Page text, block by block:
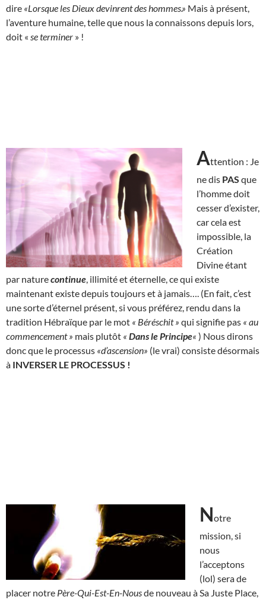
dire «Lorsque les Dieux devinrent des hommes.» Mais à présent,
l’aventure humaine, telle que nous la connaissons depuis lors,
doit « se terminer » !
Attention : Je
ne dis PAS que
l’homme doit
cesser d’exister,
car cela est
impossible, la
Création
Divine étant
par naturecontinue , illimité et éternelle, ce qui existe
maintenant existe depuis toujours et à jamais…. (En fait, c’est
une sorte d’éternel présent, si vous préférez, rendu dans la
tradition Hébraïque par le mot « Béréschit » qui signifie pas « au
commencement » mais plutôt « Dans le Principe« ) Nous dirons
donc que le processus «d’ascension» (le vrai) consiste désormais
à INVERSER LE PROCESSUS !
Notre
mission, si
nous
l’acceptons
(lol) sera de
placer notre Père-Qui-Est-En-Nousde nouveau à Sa Juste Place,